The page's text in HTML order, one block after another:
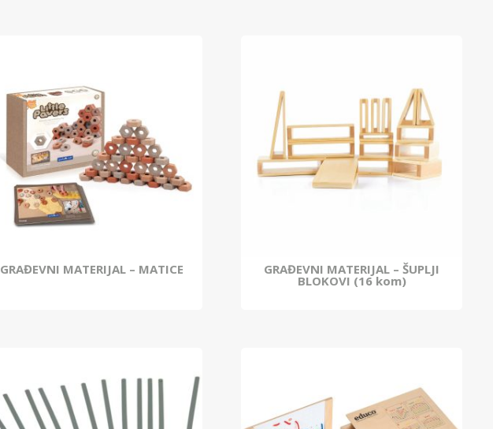
GRAĐEVNI MATERIJAL – MATICE GRAĐEVNI MATERIJAL – ŠUPLJI
BLOKOVI (16 kom)